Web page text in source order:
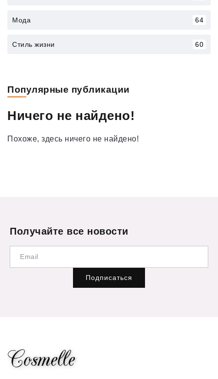
Мода 64
Стиль жизни 60
Популярные публикации
Ничего не найдено!
Похоже, здесь ничего не найдено!
Получайте все новости
Подписаться